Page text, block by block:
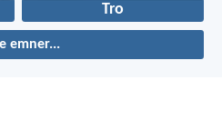
Tro
emner...